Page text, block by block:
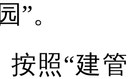
”。
按照“建